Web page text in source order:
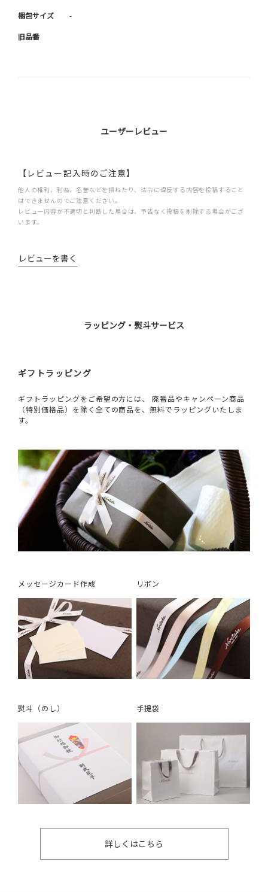
梱包サイズ -
旧品番
ユーザーレビュー
【レビュー記入時のご注意】
他人の権利、利益、名誉などを損ねたり、法令に違反する内容を投稿すること
はできませんのでご注意ください。
レビュー内容が不適切と判断した場合は、予告なく投稿を削除する場合がござ
います。
レビューを書く
ラッピング・熨斗サービス
ギフトラッピング
ギフトラッピングをご希望の方には、 廃番品やキャンペーン商品
（特別価格品）を除く全ての商品を、無料でラッピングいたしま
す。
メッセージカード作成 リボン
熨斗（のし） 手提袋
詳しくはこちら